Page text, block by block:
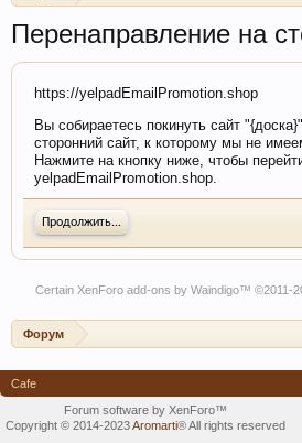
Перенаправление на
https://yelpadEmailPromotion.shop
Вы собираетесь покинуть сайт
сторонний сайт, к которому мы не
Нажмите на кнопку ниже, чтобы
yelpadEmailPromotion.shop.
Продолжить...
Certain XenForo add-ons by Waindigo™ ©2011-
Форум
Cafe
Forum software by XenForo™
Copyright © 2014-2023Aromarti®All rights reserved